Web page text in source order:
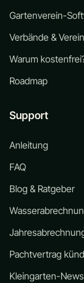
Gartenverein-
Verbände &
Warum
Roadmap
Support
Anleitung
FAQ
Blog & Ratgeber
Pachtvertrag
Kleingarten-News